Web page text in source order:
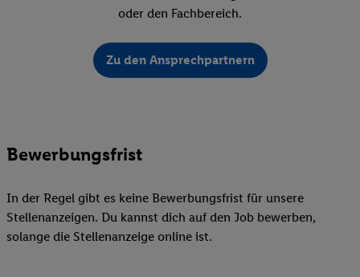
oder den Fachbereich.
Zu den Ansprechpartnern
Bewerbungsfrist
In der Regel gibt es keine Bewerbungsfrist für unsere
Stellenanzeigen. Du kannst dich auf den Job bewerben,
solange die Stellenanzeige online ist.